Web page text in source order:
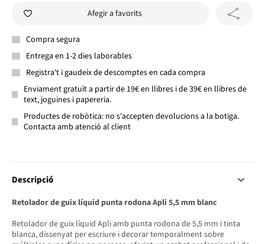
Afegir a favorits
Compra segura
Entrega en 1-2 dies laborables
Registra't i gaudeix de descomptes en cada compra
Enviament gratuït a partir de 19€ en llibres i de 39€ en llibres de
text, joguines i papereria.
Productes de robòtica: no s'accepten devolucions a la botiga.
Contacta amb atenció al client
Descripció
Retolador de guix líquid punta rodona Apli 5,5 mm blanc
Retolador de guix líquid Apli amb punta rodona de 5,5 mm i tinta
blanca, dissenyat per escriure i decorar temporalment sobre